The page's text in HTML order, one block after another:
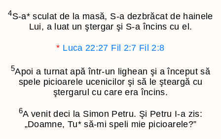
4S-a* sculat de la masă, S-a dezbrăcat de hainele
Lui, a luat un ştergar şi S-a încins cu el.
* Luca 22:27 Fil 2:7 Fil 2:8
5Apoi a turnat apă într-un lighean şi a început să
spele picioarele ucenicilor şi să le şteargă cu
ştergarul cu care era încins.
6A venit deci la Simon Petru. Şi Petru I-a zis:
„Doamne, Tu*să-mi speli mie picioarele?”